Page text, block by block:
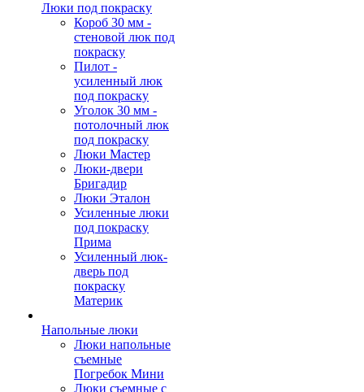
Люки под покраску
Короб 30 мм -
стеновой люк под
покраску
Пилот -
усиленный люк
под покраску
Уголок 30 мм -
потолочный люк
под покраску
Люки Мастер
Люки-двери
Бригадир
Люки Эталон
Усиленные люки
под покраску
Прима
Усиленный люк-
дверь под
покраску
Материк
Напольные люки
Люки напольные
съемные
Погребок Мини
Люки съемные с